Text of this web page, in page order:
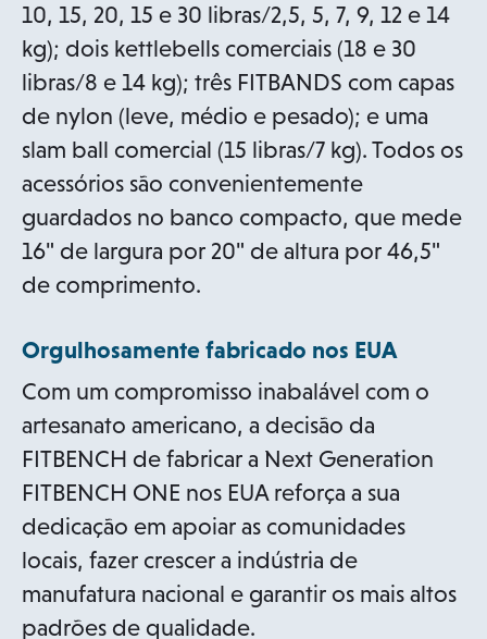
10, 15, 20, 15 e 30 libras/2,5, 5, 7, 9, 12 e 14
kg); dois kettlebells comerciais (18 e 30
libras/8 e 14 kg); três FITBANDS com capas
de nylon (leve, médio e pesado); e uma
slam ball comercial (15 libras/7 kg). Todos os
acessórios são convenientemente
guardados no banco compacto, que mede
16" de largura por 20" de altura por 46,5"
de comprimento.
Orgulhosamente fabricado nos EUA
Com um compromisso inabalável com o
artesanato americano, a decisão da
FITBENCH de fabricar a Next Generation
FITBENCH ONE nos EUA reforça a sua
dedicação em apoiar as comunidades
locais, fazer crescer a indústria de
manufatura nacional e garantir os mais altos
padrões de qualidade.